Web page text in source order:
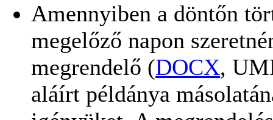
Amennyiben a döntőn
megelőző napon
megrendelő (DOCX,
aláírt példánya